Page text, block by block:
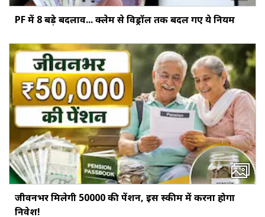
PF में 8 बड़े बदलाव... क्‍लेम से विड्रॉल तक बदल गए ये नियम
जीवनभर मिलेगी ₹50000 की पेंशन, इस स्‍कीम में करना होगा
निवेश!